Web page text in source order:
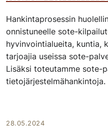
Hankintaprosessin
onnistuneelle sote-
hyvinvointialueita, kuntia,
tarjoajia useissa sote-
Lisäksi toteutamme sote-
tietojärjestelmähankintoja.
28.05.2024